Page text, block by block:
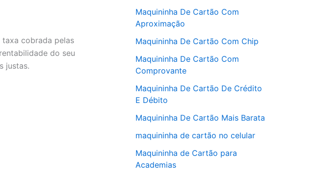
cobrada pelas
do seu
justas.
Maquininha De Cartão Com
Aproximação
Maquininha De Cartão Com Chip
Maquininha De Cartão Com
Comprovante
Maquininha De Cartão De Crédito
E Débito
Maquininha De Cartão Mais Barata
maquininha de cartão no celular
Maquininha de Cartão para
Academias